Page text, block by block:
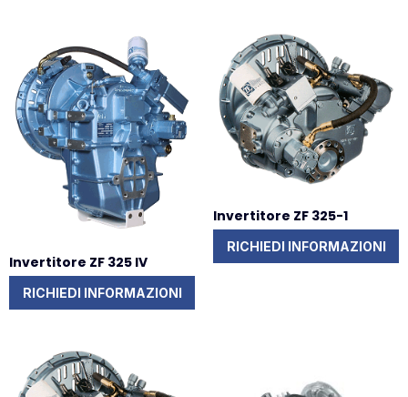
Invertitore ZF 325 IV
RICHIEDI INFORMAZIONI
Invertitore ZF 325-1
RICHIEDI INFORMAZIONI